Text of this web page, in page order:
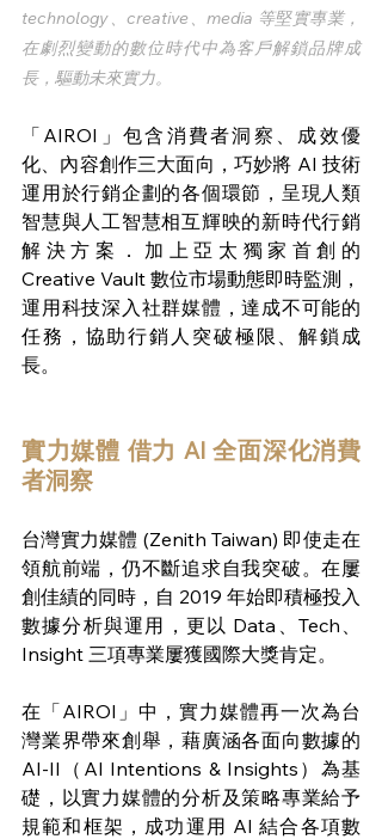
technology、creative、media 等堅實專業，
在劇烈變動的數位時代中為客戶解鎖品牌成
長，驅動未來實力。
「AIROI」包含消費者洞察、成效優
化、內容創作三大面向，巧妙將 AI 技術
運用於行銷企劃的各個環節，呈現人類
智慧與人工智慧相互輝映的新時代行銷
解決方案．加上亞太獨家首創的
Creative Vault 數位市場動態即時監測，
運用科技深入社群媒體，達成不可能的
任務，協助行銷人突破極限、解鎖成
長。
實力媒體 借力 AI 全面深化消費
者洞察
台灣實力媒體 (Zenith Taiwan) 即使走在
領航前端，仍不斷追求自我突破。在屢
創佳績的同時，自 2019 年始即積極投入
數據分析與運用，更以 Data、Tech、
Insight 三項專業屢獲國際大獎肯定。
在「AIROI」中，實力媒體再一次為台
灣業界帶來創舉，藉廣涵各面向數據的
AI-II（AI Intentions & Insights）為基
礎，以實力媒體的分析及策略專業給予
規範和框架，成功運用 AI 結合各項數